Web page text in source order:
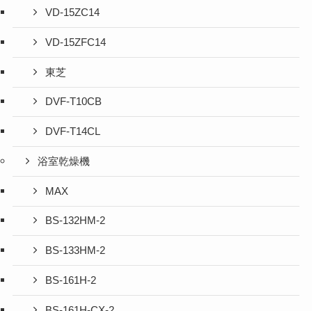
VD-15ZC14
VD-15ZFC14
東芝
DVF-T10CB
DVF-T14CL
浴室乾燥機
MAX
BS-132HM-2
BS-133HM-2
BS-161H-2